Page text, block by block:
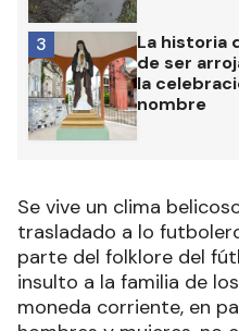
La historia
de ser
la
nombre
3
Se vive un clima
trasladado a lo
parte del folklore del
insulto a la familia de
moneda corriente, en